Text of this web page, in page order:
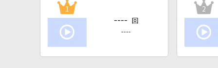
1
---- 回
----
2